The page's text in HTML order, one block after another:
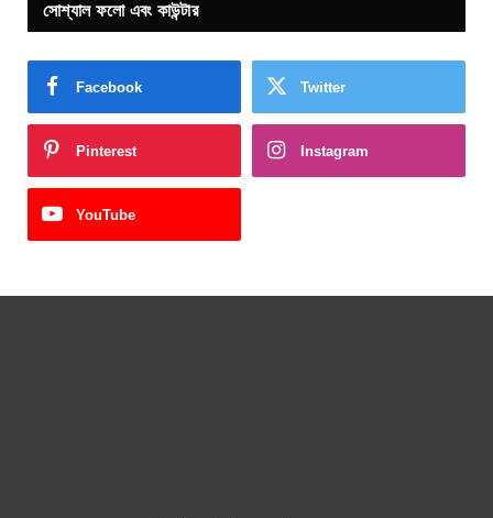
সোশ্যাল ফলো এবং কাউন্টার
Facebook Twitter
Pinterest Instagram
YouTube